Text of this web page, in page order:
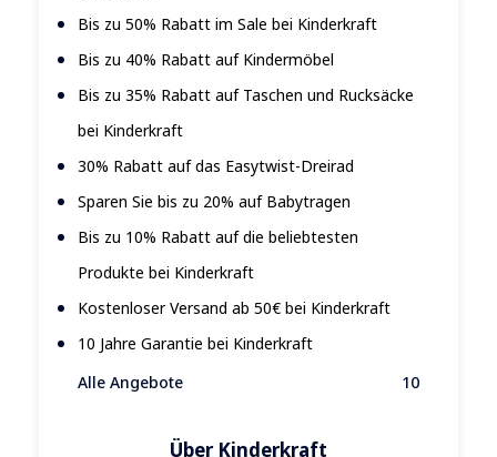
Bis zu 50% Rabatt im Sale bei Kinderkraft
Bis zu 40% Rabatt auf Kindermöbel
Bis zu 35% Rabatt auf Taschen und Rucksäcke
bei Kinderkraft
30% Rabatt auf das Easytwist-Dreirad
Sparen Sie bis zu 20% auf Babytragen
Bis zu 10% Rabatt auf die beliebtesten
Produkte bei Kinderkraft
Kostenloser Versand ab 50€ bei Kinderkraft
10 Jahre Garantie bei Kinderkraft
Alle Angebote
10
Über Kinderkraft